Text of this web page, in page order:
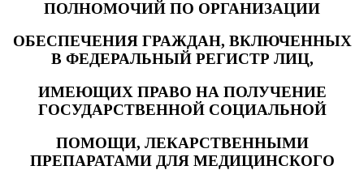
ПОЛНОМОЧИЙ ПО ОРГАНИЗАЦИИ
ОБЕСПЕЧЕНИЯ ГРАЖДАН, ВКЛЮЧЕННЫХ
В ФЕДЕРАЛЬНЫЙ РЕГИСТР ЛИЦ,
ИМЕЮЩИХ ПРАВО НА ПОЛУЧЕНИЕ
ГОСУДАРСТВЕННОЙ СОЦИАЛЬНОЙ
ПОМОЩИ, ЛЕКАРСТВЕННЫМИ
ПРЕПАРАТАМИ ДЛЯ МЕДИЦИНСКОГО